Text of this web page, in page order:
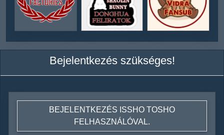
Bejelentkezés szükséges!
BEJELENTKEZÉS ISSHO TOSHO
FELHASZNÁLÓVAL.